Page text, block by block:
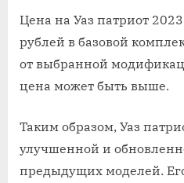
Цена на Уаз патриот
рублей в базовой
от выбранной
цена может быть выше.
Таким образом, Уаз
улучшенной и
предыдущих моделей.